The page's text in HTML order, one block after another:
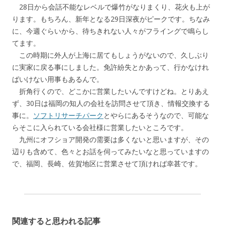
28日から会話不能なレベルで爆竹がなりまくり、花火も上が
ります。もちろん、新年となる29日深夜がピークです。ちなみ
に、今週ぐらいから、待ちきれない人々がフライングで鳴らし
てます。
この時期に外人が上海に居てもしょうがないので、久しぶり
に実家に戻る事にしました。免許紛失とかあって、行かなけれ
ばいけない用事もあるんで。
折角行くので、どこかに営業したいんですけどね。とりあえ
ず、30日は福岡の知人の会社を訪問させて頂き、情報交換する
事に。 ソフトリサーチパーク とやらにあるそうなので、可能な
らそこに入られている会社様に営業したいところです。
九州にオフショア開発の需要は多くないと思いますが、その
辺りも含めて、色々とお話を伺ってみたいなと思っていますの
で、福岡、長崎、佐賀地区に営業させて頂ければ幸甚です。
関連すると思われる記事